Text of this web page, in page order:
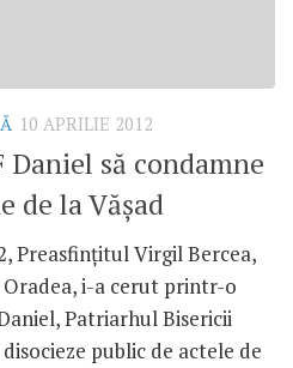
10 APRILIE 2012
Daniel să condamne
de la Văşad
Preasfinţitul Virgil Bercea,
i-a cerut printr-o
Patriarhul Bisericii
public de actele de